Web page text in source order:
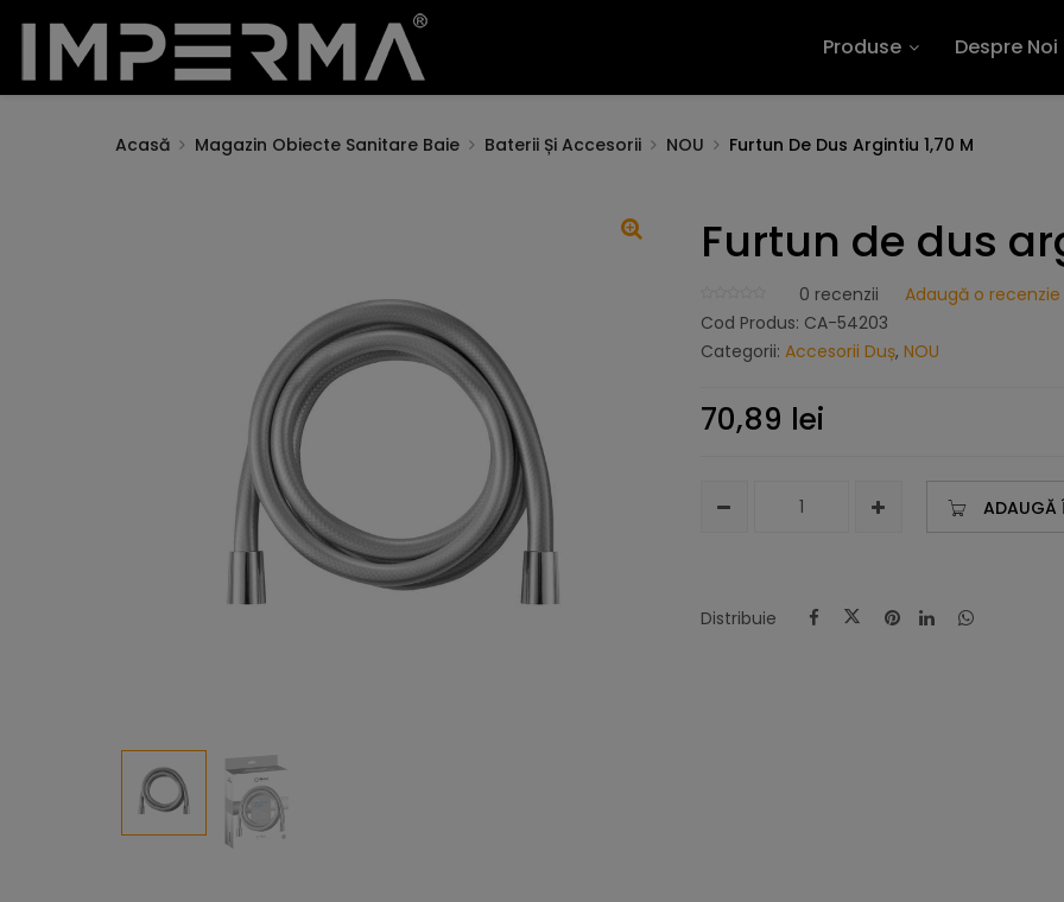
Produse Despre Noi
Acasă Magazin Obiecte Sanitare Baie Baterii Și Accesorii NOU Furtun De Dus Argintiu 1,70 M
Furtun de dus
0 recenzii
Adaugă o recenzie
Cod Produs: CA-54203
Categorii: Accesorii Duș, NOU
70,89 lei
ADAUGĂ
Distribuie